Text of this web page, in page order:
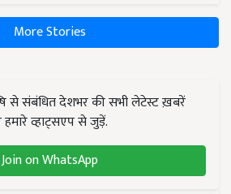
More Stories
से संबंधित देशभर की सभी लेटेस्ट ख़बरें
व्हाट्सएप से जुड़ें.
Join on WhatsApp